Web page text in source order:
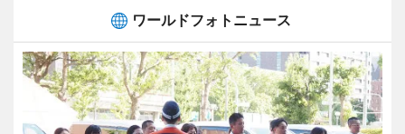
ワールドフォトニュース